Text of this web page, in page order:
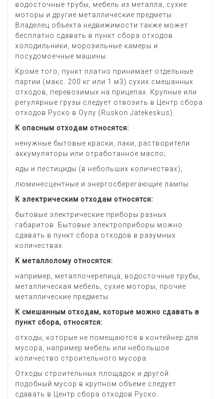
водосточные трубы, мебель из металла, сухие
моторы и другие металлические предметы.
Владелец объекта недвижимости также может
бесплатно сдавать в пункт сбора отходов
холодильники, морозильные камеры и
посудомоечные машины.
Кроме того, пункт платно принимает отдельные
партии (макс. 200 кг или 1 м3) сухих смешанных
отходов, перевозимых на прицепах. Крупные или
регулярные грузы следует отвозить в Центр сбора
отходов Руско в Оулу (Ruskon Jätekeskus).
К опасным отходам относятся:
ненужные бытовые краски, лаки, растворители
аккумуляторы или отработанное масло;
яды и пестициды (в небольших количествах);
люминесцентные и энергосберегающие лампы.
К электрическим отходам относятся:
бытовые электрические приборы разных
габаритов. Бытовые электроприборы можно
сдавать в пункт сбора отходов в разумных
количествах.
К металлолому относятся:
например, металлочерепица, водосточные трубы,
металлическая мебель, сухие моторы, прочие
металлические предметы.
К смешанным отходам, которые можно сдавать в
пункт сбора, относятся:
отходы, которые не помещаются в контейнер для
мусора, например мебель или небольшое
количество строительного мусора.
Отходы строительных площадок и другой
подобный мусор в крупном объеме следует
сдавать в Центр сбора отходов Руско.